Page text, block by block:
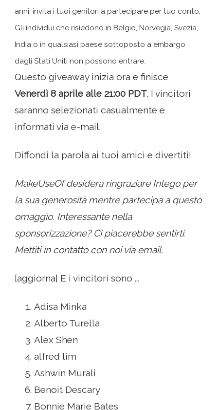
anni, invita i tuoi genitori a partecipare per tuo conto;
Gli individui che risiedono in Belgio, Norvegia, Svezia,
India o in qualsiasi paese sottoposto a embargo
dagli Stati Uniti non possono entrare.
Questo giveaway inizia ora e finisce
Venerdì 8 aprile alle 21:00 PDT. I vincitori
saranno selezionati casualmente e
informati via e-mail.
Diffondi la parola ai tuoi amici e divertiti!
MakeUseOf desidera ringraziare Intego per
la sua generosità mentre partecipa a questo
omaggio. Interessante nella
sponsorizzazione? Ci piacerebbe sentirti.
Mettiti in contatto con noi via email.
[aggiorna] E i vincitori sono ...
Adisa Minka
Alberto Turella
Alex Shen
alfred lim
Ashwin Murali
Benoit Descary
Bonnie Marie Bates